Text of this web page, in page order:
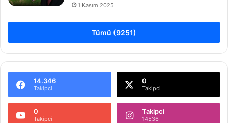
1 Kasım 2025
Tümü (9251)
14.346
Takipci
0
Takipci
0
Takipci
Takipci
14536